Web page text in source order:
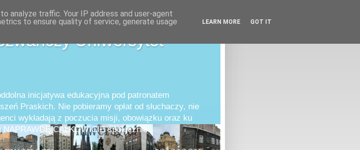
Uniwersytet
inicjatywa edukacyjna pod patronatem
Praskich. Nie pobieramy opłat od słuchaczy, nie
wykładają z poczucia misji, obowiązku oraz ku
CAŁKOWICIE społecznie!
analyze traffic. Your IP address and user-agent
to ensure quality of service, generate usage
LEARN MORE GOT IT